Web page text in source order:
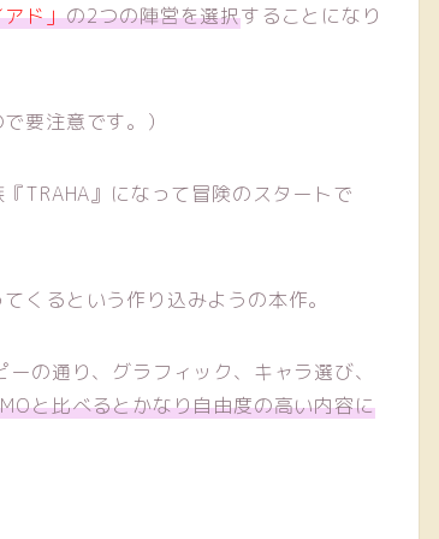
ド」の2つの陣営を選択することになり
要注意です。）
TRAHA』になって冒険のスタートで
くるという作り込みようの本作。
の通り、グラフィック、キャラ選び、
と比べるとかなり自由度の高い内容に